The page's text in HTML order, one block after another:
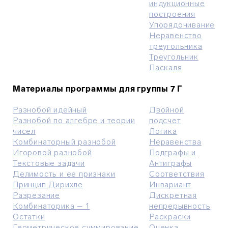
индукционные
построения
Упорядочивание
Неравенство
треугольника
Треугольник
Паскаля
Материалы программы для группы 7 Г
Разнобой идейный
Разнобой по алгебре и теории
чисел
Комбинаторный разнобой
Игоровой разнобой
Текстовые задачи
Делимость и ее признаки
Принцип Дирихле
Разрезание
Комбинаторика – 1
Остатки
Двойной
подсчет
Логика
Неравенства
Подграфы и
Антиграфы
Соответствия
Инвариант
Дискретная
непрерывность
Раскраски